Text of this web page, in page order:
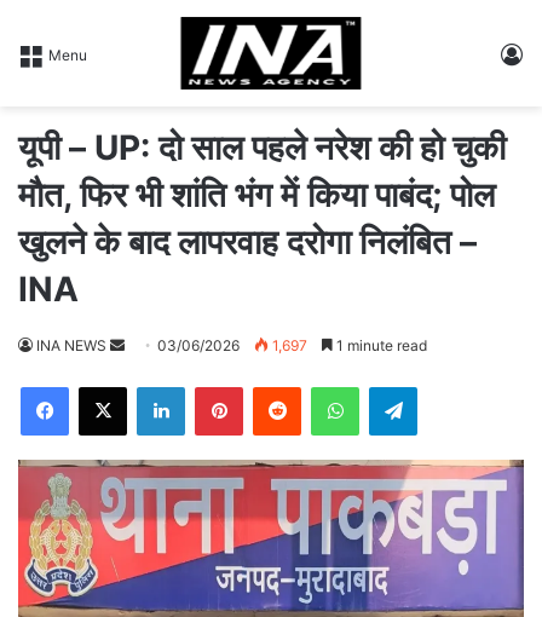
Menu
यूपी – UP: दो साल पहले नरेश की हो चुकी
माैत, फिर भी शांति भंग में किया पाबंद; पोल
खुलने के बाद लापरवाह दरोगा निलंबित –
INA
INA NEWS
d
a
n
e
m
a
i
03/06/2026 1,697 1 minute read